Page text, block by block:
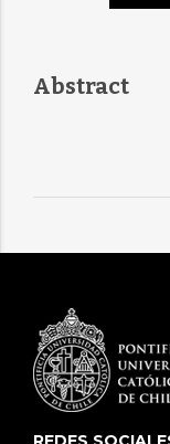
Abstract